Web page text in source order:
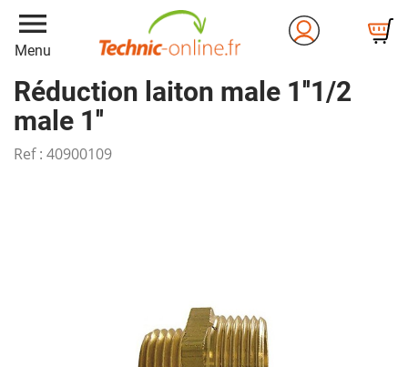
menu
Menu
Réduction laiton male 1''1/2
male 1''
Ref : 40900109